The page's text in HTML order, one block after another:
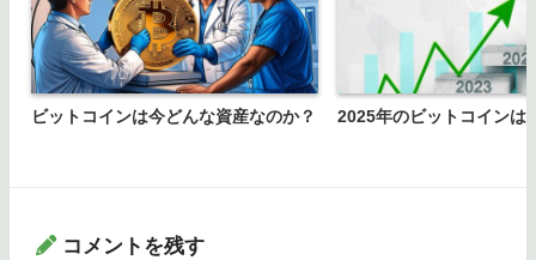
ビットコインは今どんな資産なのか？ 2025年のビットコインは
コメントを残す